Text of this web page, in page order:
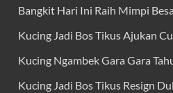
Bangkit Hari Ini Raih Mimpi
Kucing Jadi Bos Tikus Ajukan
Kucing Ngambek Gara Gara
Kucing Jadi Bos Tikus Resign